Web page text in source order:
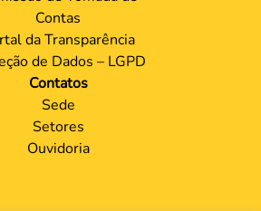
Contas
da Transparência
de Dados – LGPD
Contatos
Sede
Setores
Ouvidoria